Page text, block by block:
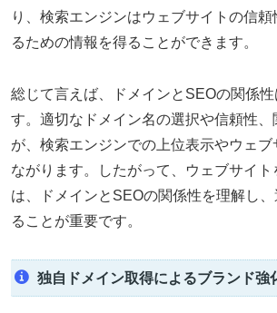
り、検索エンジンはウェブサイトの信
るための情報を得ることができます。
総じて言えば、ドメインとSEOの関係
す。適切なドメイン名の選択や信頼性
が、検索エンジンでの上位表示やウェ
ながります。したがって、ウェブサイト
は、ドメインとSEOの関係性を理解し
ることが重要です。
独自ドメイン取得によるブランド強